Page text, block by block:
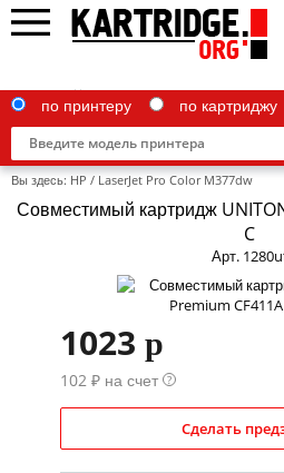
Epson
по принтеру по картриджу
Вы здесь: HP / LaserJet Pro Color M377dw
Совместимый картридж
C
Арт.
1023 p
102 ₽ на счет ?
Сделать